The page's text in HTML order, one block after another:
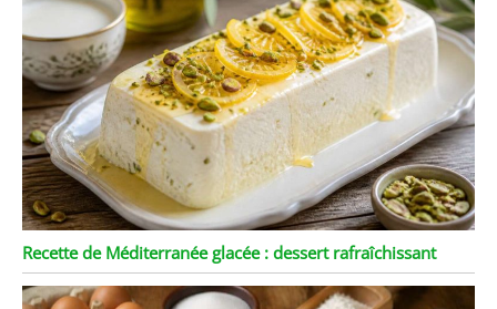
Recette de Méditerranée glacée : dessert rafraîchissant